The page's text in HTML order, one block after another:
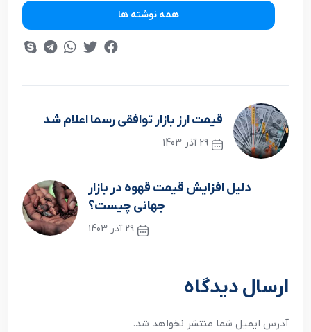
همه نوشته ها
قیمت ارز بازار توافقی رسما اعلام شد
29 آذر 1403
دلیل افزایش قیمت قهوه در بازار
جهانی چیست؟
29 آذر 1403
نوشته بعدی
ارسال دیدگاه
آدرس ایمیل شما منتشر نخواهد شد.